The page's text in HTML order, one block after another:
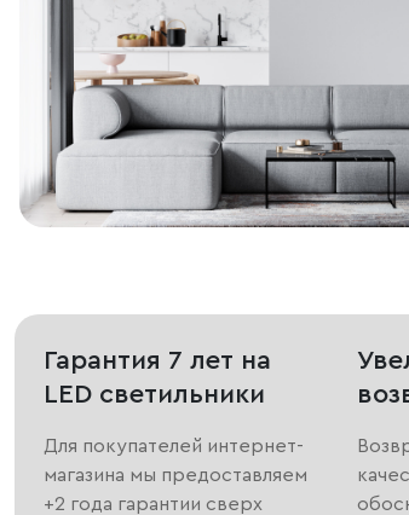
Гарантия 7 лет на
LED светильники
Для покупателей интернет-
магазина мы предоставляем
+2 года гарантии сверх